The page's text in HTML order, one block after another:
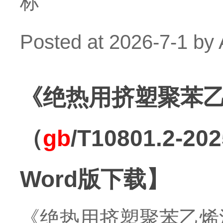
Posted at 2026-7-1 by
《绝热用挤塑聚苯
（gb/T10801.2-
Word版下载】
《绝热用挤塑聚苯乙